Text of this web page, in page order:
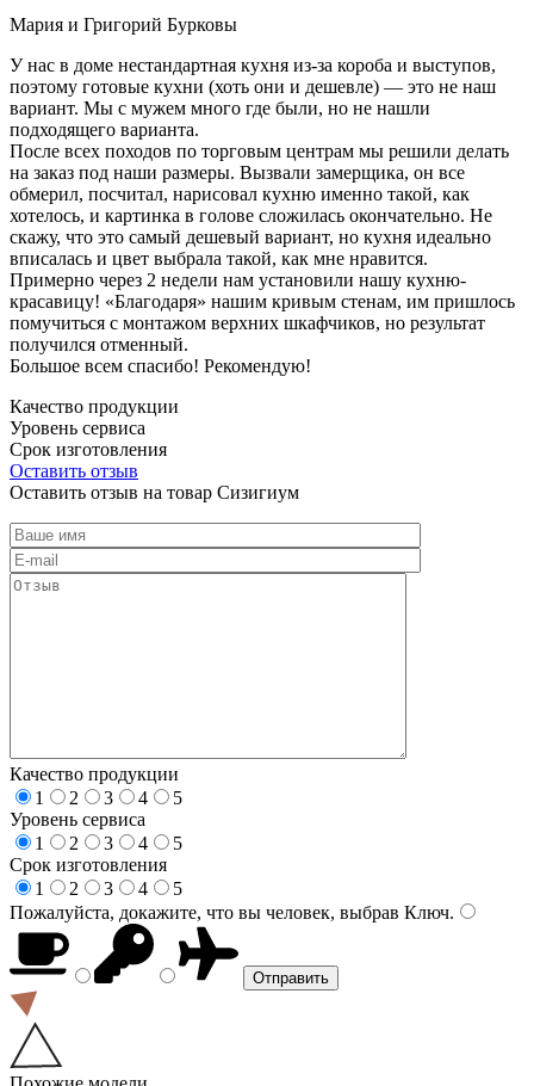
Мария и Григорий Бурковы
У нас в доме нестандартная кухня из-за короба и выступов,
поэтому готовые кухни (хоть они и дешевле) — это не наш
вариант. Мы с мужем много где были, но не нашли
подходящего варианта.
После всех походов по торговым центрам мы решили делать
на заказ под наши размеры. Вызвали замерщика, он все
обмерил, посчитал, нарисовал кухню именно такой, как
хотелось, и картинка в голове сложилась окончательно. Не
скажу, что это самый дешевый вариант, но кухня идеально
вписалась и цвет выбрала такой, как мне нравится.
Примерно через 2 недели нам установили нашу кухню-
красавицу! «Благодаря» нашим кривым стенам, им пришлось
помучиться с монтажом верхних шкафчиков, но результат
получился отменный.
Большое всем спасибо! Рекомендую!
Качество продукции
Уровень сервиса
Срок изготовления
Оставить отзыв
Оставить отзыв на товар Сизигиум
Качество продукции
1
2 3 4
5
Уровень сервиса
1
2 3 4
5
Срок изготовления
1
2 3 4
5
Пожалуйста, докажите, что вы человек, выбрав Ключ.